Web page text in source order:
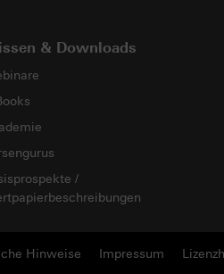
& Downloads
/
Hinweise Impressum